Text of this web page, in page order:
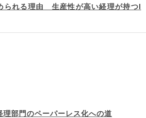
られる理由 生産性が高い経理が持つI
理部門のペーパーレス化への道